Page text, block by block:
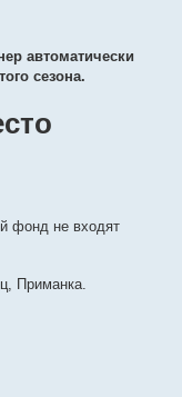
автоматически
сезона.
фонд не входят
Приманка.